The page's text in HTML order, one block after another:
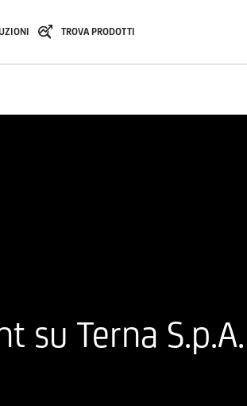
TROVA PRODOTTI
su Terna S.p.A.